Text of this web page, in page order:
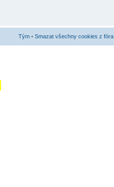
Tým • Smazat všechny cookies z fóra